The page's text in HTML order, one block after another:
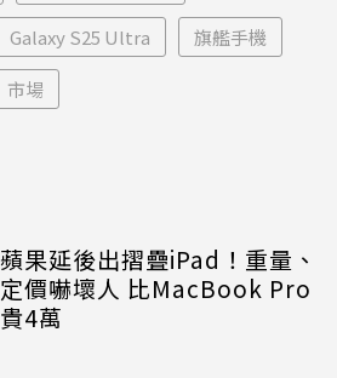
Galaxy S25 Ultra 旗艦手機
市場
蘋果延後出摺疊iPad！重量、
定價嚇壞人 比MacBook Pro
貴4萬